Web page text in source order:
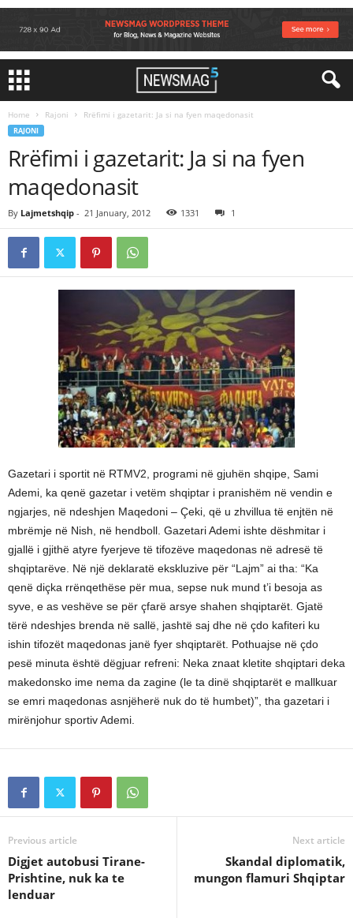
Home Rajoni Rrëfimi i gazetarit: Ja si na fyen maqedonasit
RAJONI
Rrëfimi i gazetarit: Ja si na fyen
maqedonasit
By Lajmetshqip - 21 January, 2012 1331 1
Gazetari i sportit në RTMV2, programi në gjuhën shqipe, Sami
Ademi, ka qenë gazetar i vetëm shqiptar i pranishëm në vendin e
ngjarjes, në ndeshjen Maqedoni – Çeki, që u zhvillua të enjtën në
mbrëmje në Nish, në hendboll. Gazetari Ademi ishte dëshmitar i
gjallë i gjithë atyre fyerjeve të tifozëve maqedonas në adresë të
shqiptarëve. Në një deklaratë ekskluzive për “Lajm” ai tha: “Ka
qenë diçka rrënqethëse për mua, sepse nuk mund t’i besoja as
syve, e as veshëve se për çfarë arsye shahen shqiptarët. Gjatë
tërë ndeshjes brenda në sallë, jashtë saj dhe në çdo kafiteri ku
ishin tifozët maqedonas janë fyer shqiptarët. Pothuajse në çdo
pesë minuta është dëgjuar refreni: Neka znaat kletite shqiptari deka
makedonsko ime nema da zagine (le ta dinë shqiptarët e mallkuar
se emri maqedonas asnjëherë nuk do të humbet)”, tha gazetari i
mirënjohur sportiv Ademi.
Previous article
Digjet autobusi Tirane-
Prishtine, nuk ka te
lenduar
Next article
Skandal diplomatik,
mungon flamuri Shqiptar